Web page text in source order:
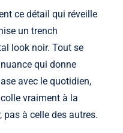
ce détail qui réveille
un trench
look noir. Tout se
qui donne
avec le quotidien,
vraiment à la
pas à celle des autres.